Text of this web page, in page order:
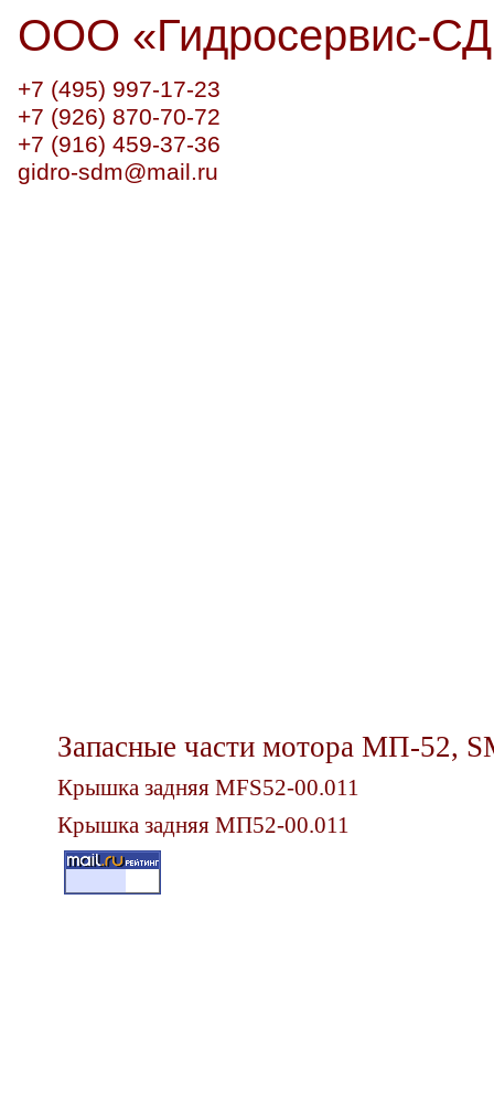
+7 (495) 997-17-23
+7 (926) 870-70-72
+7 (916) 459-37-36
gidro-sdm@mail.ru
ООО «Гидросервис-
Запасные части мотора МП-52,
Крышка задняя MFS52-00.011
Крышка задняя МП52-00.011